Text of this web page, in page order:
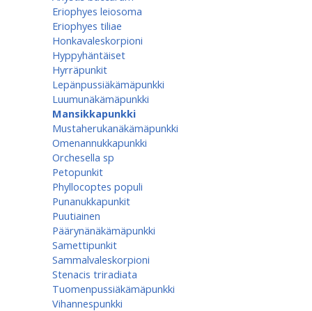
Eriophyes leiosoma
Eriophyes tiliae
Honkavaleskorpioni
Hyppyhäntäiset
Hyrräpunkit
Lepänpussiäkämäpunkki
Luumunäkämäpunkki
Mansikkapunkki
Mustaherukanäkämäpunkki
Omenannukkapunkki
Orchesella sp
Petopunkit
Phyllocoptes populi
Punanukkapunkit
Puutiainen
Päärynänäkämäpunkki
Samettipunkit
Sammalvaleskorpioni
Stenacis triradiata
Tuomenpussiäkämä­punkki
Vihannespunkki